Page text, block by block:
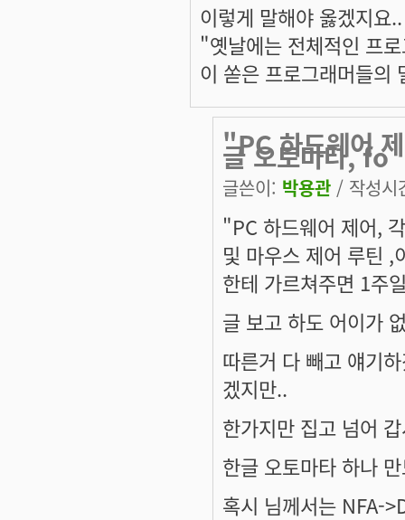
이렇게 말해야 옳겠지요..
"옛날에는 전체적인 프
이 쏟은 프로그래머들의
"PC 하드웨어
글 오토마타, fo
글쓴이: 박용관 / 작성
"PC 하드웨어 제어,
및 마우스 제어 루틴 ,
한테 가르쳐주면 1주
글 보고 하도 어이가
따른거 다 빼고 얘기
겠지만..
한가지만 집고 넘어
한글 오토마타 하나
혹시 님께서는 NFA-